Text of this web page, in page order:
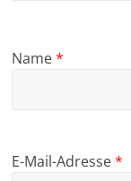
Name*
E-Mail-Adresse*